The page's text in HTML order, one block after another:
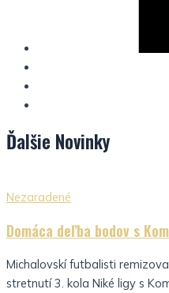
Ďalšie Novinky
Nezaradené
Domáca deľba bodov s
Michalovskí futbalisti
stretnutí 3. kola Niké ligy s